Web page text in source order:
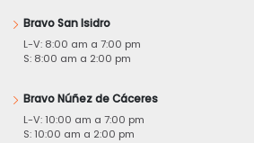
Bravo San Isidro
L-V: 8:00 am a 7:00 pm
S: 8:00 am a 2:00 pm
Bravo Núñez de Cáceres
L-V: 10:00 am a 7:00 pm
S: 10:00 am a 2:00 pm